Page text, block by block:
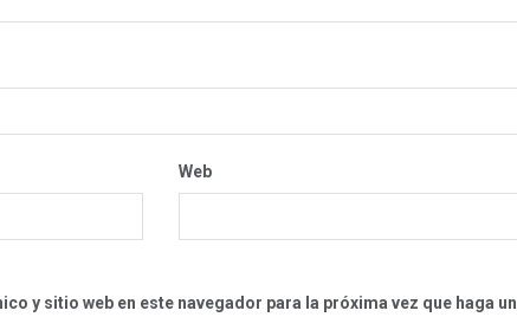
Web
y sitio web en este navegador para la próxima vez que haga un